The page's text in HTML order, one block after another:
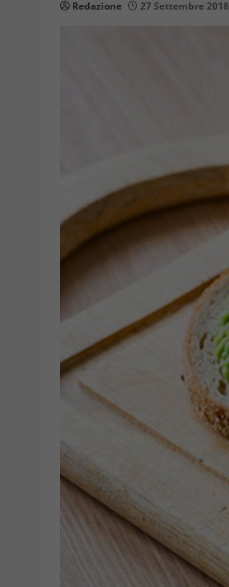
Redazione 27 Settembre 2018